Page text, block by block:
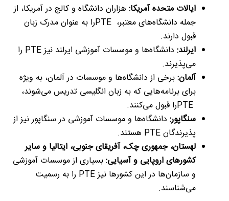
ایالات متحده آمریکا: هزاران دانشگاه و کالج در آمریکا، از
جمله دانشگاه‌های معتبر، PTEرا به عنوان مدرک زبان
قبول دارند.
ایرلند: دانشگاه‌ها و موسسات آموزشی ایرلند نیزPTE را
می‌پذیرند.
آلمان:برخی از دانشگاه‌ها و موسسات در آلمان، به ویژه
برای برنامه‌هایی که به زبان انگلیسی تدریس می‌شوند،
PTEرا قبول می‌کنند.
سنگاپور: دانشگاه‌ها و موسسات آموزشی در سنگاپور نیز از
پذیرندگانPTE هستند.
لهستان، جمهوری چک، آفریقای جنوبی، ایتالیا و سایر
کشورهای اروپایی و آسیایی:بسیاری از موسسات آموزشی
و سازمان‌ها در این کشورها نیزPTE را به رسمیت
می‌شناسند.